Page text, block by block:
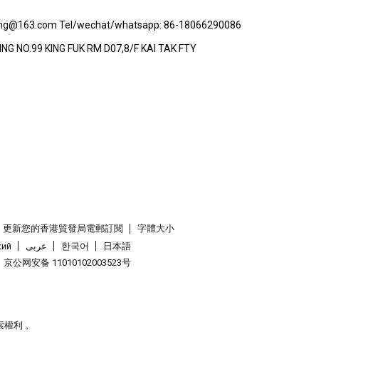
Tel/wechat/whatsapp: 86-18066290086
NO.99 KING FUK RM D07,8/F KAI TAK FTY
更新您的香港貿發局電郵訂閱
字體大小
عربى 한국어
日本語
京公网安备 11010102003523号
利 。